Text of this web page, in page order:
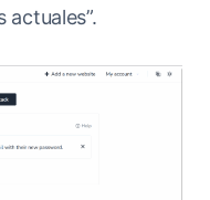
actuales”.